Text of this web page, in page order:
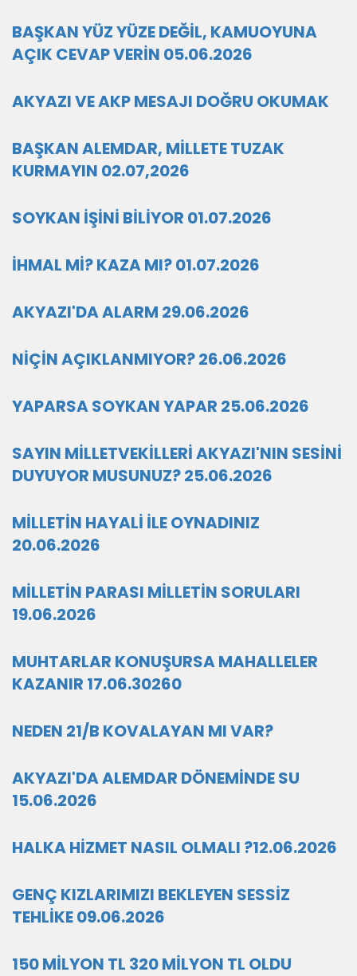
BAŞKAN YÜZ YÜZE DEĞİL, KAMUOYUNA
AÇIK CEVAP VERİN 05.06.2026
AKYAZI VE AKP MESAJI DOĞRU OKUMAK
BAŞKAN ALEMDAR, MİLLETE TUZAK
KURMAYIN 02.07,2026
SOYKAN İŞİNİ BİLİYOR 01.07.2026
İHMAL Mİ? KAZA MI? 01.07.2026
AKYAZI'DA ALARM 29.06.2026
NİÇİN AÇIKLANMIYOR? 26.06.2026
YAPARSA SOYKAN YAPAR 25.06.2026
SAYIN MİLLETVEKİLLERİ AKYAZI'NIN SESİNİ
DUYUYOR MUSUNUZ? 25.06.2026
MİLLETİN HAYALİ İLE OYNADINIZ
20.06.2026
MİLLETİN PARASI MİLLETİN SORULARI
19.06.2026
MUHTARLAR KONUŞURSA MAHALLELER
KAZANIR 17.06.30260
NEDEN 21/B KOVALAYAN MI VAR?
AKYAZI'DA ALEMDAR DÖNEMİNDE SU
15.06.2026
HALKA HİZMET NASIL OLMALI ?12.06.2026
GENÇ KIZLARIMIZI BEKLEYEN SESSİZ
TEHLİKE 09.06.2026
150 MİLYON TL 320 MİLYON TL OLDU